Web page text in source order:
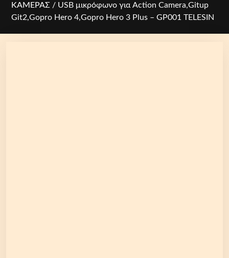
ΚΑΜΕΡΑΣ / USB μικρόφωνο για Action Camera,Gitup
Git2,Gopro Hero 4,Gopro Hero 3 Plus – GP001 TELESIN